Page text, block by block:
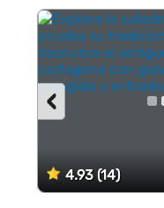
4.93 (14)
‹